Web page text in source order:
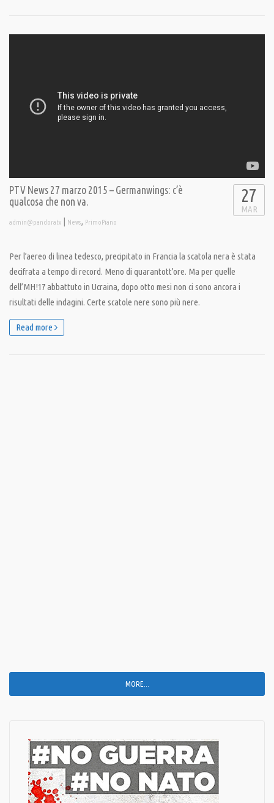
PTV News 27 marzo 2015 – Germanwings: c’è
qualcosa che non va.
admin@pandoratv | News, PrimoPiano
27
MAR
Per l’aereo di linea tedesco, precipitato in Francia la scatola nera è stata
decifrata a tempo di record. Meno di quarantott’ore. Ma per quelle
dell’MH!17 abbattuto in Ucraina, dopo otto mesi non ci sono ancora i
risultati delle indagini. Certe scatole nere sono più nere.
Read more
MORE...